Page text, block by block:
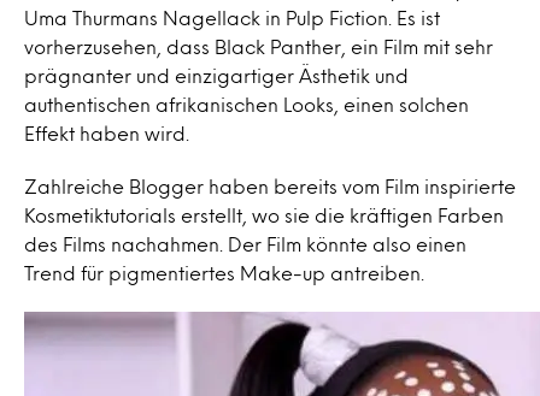
Uma Thurmans Nagellack in Pulp Fiction. Es ist
vorherzusehen, dass Black Panther, ein Film mit sehr
prägnanter und einzigartiger Ästhetik und
authentischen afrikanischen Looks, einen solchen
Effekt haben wird.
Zahlreiche Blogger haben bereits vom Film inspirierte
Kosmetiktutorials erstellt, wo sie die kräftigen Farben
des Films nachahmen. Der Film könnte also einen
Trend für pigmentiertes Make-up antreiben.